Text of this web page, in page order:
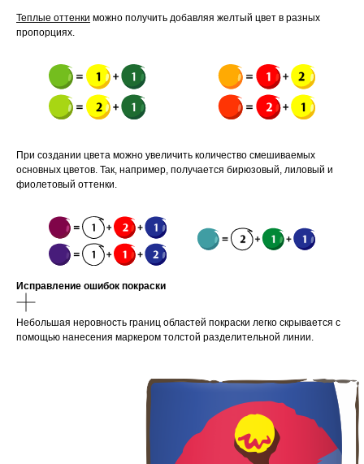
Теплые оттенки можно получить добавляя желтый цвет в разных
пропорциях.
При создании цвета можно увеличить количество смешиваемых
основных цветов. Так, например, получается бирюзовый, лиловый и
фиолетовый оттенки.
Исправление ошибок покраски
Небольшая неровность границ областей покраски легко скрывается с
помощью нанесения маркером толстой разделительной линии.